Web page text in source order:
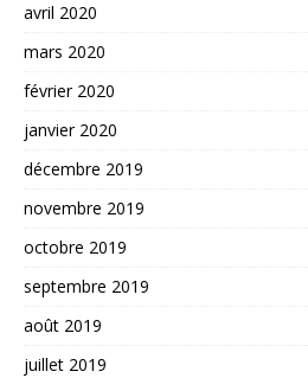
avril 2020
mars 2020
février 2020
janvier 2020
décembre 2019
novembre 2019
octobre 2019
septembre 2019
août 2019
juillet 2019